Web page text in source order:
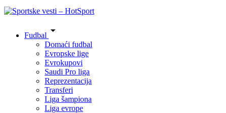
Fudbal
Domaći fudbal
Evropske lige
Evrokupovi
Saudi Pro liga
Reprezentacija
Transferi
Liga šampiona
Liga evrope